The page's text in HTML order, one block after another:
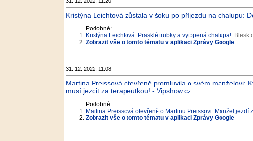
Kristýna Leichtová zůstala v šoku po příjezdu na chalupu:
Podobné:
Kristýna Leichtová: Prasklé trubky a vytopená chalupa!
Zobrazit vše o tomto tématu v aplikaci Zprávy Google
31. 12. 2022, 11:08
Martina Preissová otevřeně promluvila o svém manželovi:
musí jezdit za terapeutkou! - Vipshow.cz
Podobné:
Martina Preissová otevřeně o Martinu Preissovi: Manžel jezdí
Zobrazit vše o tomto tématu v aplikaci Zprávy Google